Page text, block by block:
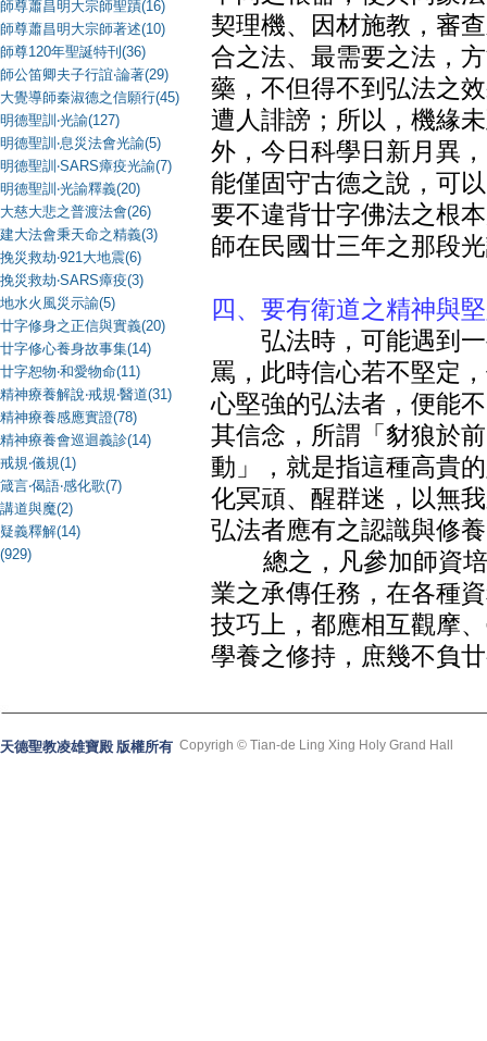
師尊蕭昌明大宗師聖蹟(16)
師尊蕭昌明大宗師著述(10)
師尊120年聖誕特刊(36)
師公笛卿夫子行誼‧論著(29)
大覺導師秦淑德之信願行(45)
明德聖訓‧光諭(127)
明德聖訓‧息災法會光諭(5)
明德聖訓‧SARS瘴疫光諭(7)
明德聖訓‧光諭釋義(20)
大慈大悲之普渡法會(26)
建大法會秉天命之精義(3)
挽災救劫‧921大地震(6)
挽災救劫‧SARS瘴疫(3)
地水火風災示諭(5)
廿字修身之正信與實義(20)
廿字修心養身故事集(14)
廿字恕物‧和愛物命(11)
精神療養解說‧戒規‧醫道(31)
精神療養感應實證(78)
精神療養會巡迴義診(14)
戒規‧儀規(1)
箴言‧偈語‧感化歌(7)
講道與魔(2)
疑義釋解(14)
(929)
契理機、因材施教，審
合之法、最需要之法，
藥，不但得不到弘法之
遭人誹謗；所以，機緣
外，今日科學日新月異
能僅固守古德之說，可
要不違背廿字佛法之根
師在民國廿三年之那段
四、要有衛道之精神與
弘法時，可能遇到一
罵，此時信心若不堅定
心堅強的弘法者，便能
其信念，所謂「豺狼於
動」，就是指這種高貴
化冥頑、醒群迷，以無
弘法者應有之認識與修
總之，凡參加師資培
業之承傳任務，在各種
技巧上，都應相互觀摩
學養之修持，庶幾不負
天德聖教凌雄寶殿 版權所有 Copyrigh © Tian-de Ling Xing Holy Grand Hall